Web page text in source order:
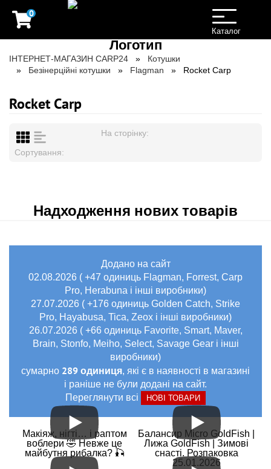
0
Toggle
navigation
Каталог
ІНТЕРНЕТ-МАГАЗИН CARP24
Котушки
Безінерційні котушки
Flagman Rocket Carp
Rocket Carp
На сторінку:
Сортування:
Надходження нових товарів
Додано на сайт
02.08.2026 ( +47 одиниць Flagman, Forrest, Carp
Pro, Herabuna і інші виробники)
27.07.2026 ( +176 одиниць Golden Catch, Strike
Pro, Hayabusa, Tica, Zeox і інші виробники)
26.07.2026 ( +66 одиниць Favorite, Smart, Maver,
Brain, Stonfo, Meiho, Select, Savage Gear і інші
виробники)
сумарно 289 одиниця, які є в наявності в магазині
і раніше не були додані на сайт.
Переглянути всі
НОВІ ТОВАРИ
Макіяж, нігті… і раптом
воблери 🤣 Невже це
майбутня рибалка? 🎣
Балансир Micro GoldFish |
Лижа GoldFish | Зимові
снасті. Розпаковка
25.01.2026